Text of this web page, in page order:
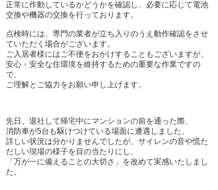
正常に作動しているかどうかを確認し、必要に応じて電池
交換や機器の交換を行っております。
点検時には、専門の業者が立ち入りのうえ動作確認をさせ
ていただく場合がございます。
ご入居者様にはご不便をおかけすることもございますが、
安心・安全な住環境を維持するための重要な作業ですの
で、
ご理解とご協力をお願い申し上げます。
先日、退社して帰宅中にマンションの前を通った際、
消防車が5台も駆けつけている場面に遭遇しました。
詳しい状況は分かりませんでしたが、サイレンの音や慌た
だしい現場の様子を目の当たりにし、
「万が一に備えることの大切さ」
を改めて実感いたしまし
た。